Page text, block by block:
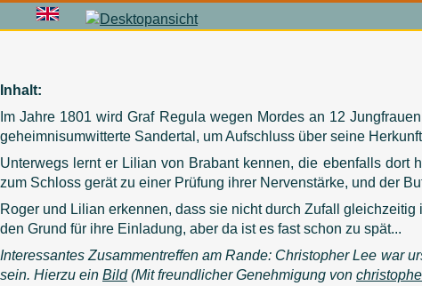
Inhalt:
Im Jahre 1801 wird Graf Regula wegen Mordes an 12
geheimnisumwitterte Sandertal, um Aufschluss über seine
Unterwegs lernt er Lilian von Brabant kennen, die ebenfalls
zum Schloss gerät zu einer Prüfung ihrer Nervenstärke, und der
Roger und Lilian erkennen, dass sie nicht durch Zufall
den Grund für ihre Einladung, aber da ist es fast schon zu spät...
Interessantes Zusammentreffen am Rande: Christopher Lee war
sein. Hierzu ein Bild(Mit freundlicher Genehmigung von